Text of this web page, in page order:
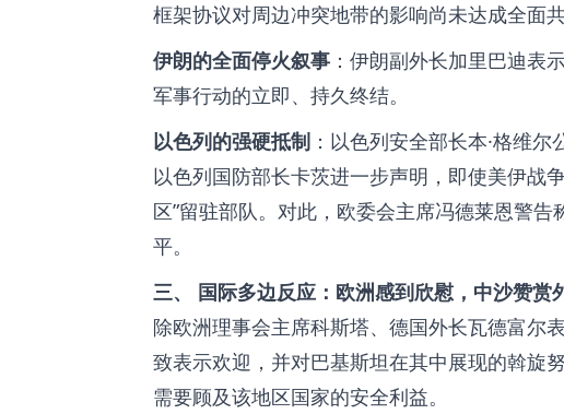
框架协议对周边冲突地带的影响尚未达成全面
伊朗的全面停火叙事 ：伊朗副外长加里巴迪表
军事行动的立即、持久终结。
以色列的强硬抵制 ：以色列安全部长本·格维
以色列国防部长卡茨进一步声明，即使美伊战
区”留驻部队。对此，欧委会主席冯德莱恩警
平。
三、 国际多边反应：欧洲感到欣慰，中沙赞赏
除欧洲理事会主席科斯塔、德国外长瓦德富尔
致表示欢迎，并对巴基斯坦在其中展现的斡旋
需要顾及该地区国家的安全利益。